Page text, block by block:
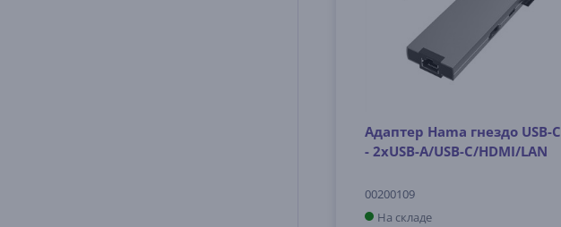
Адаптер Hama гнездо USB-C
- 2xUSB-A/USB-C/HDMI/LAN
00200109
На складе